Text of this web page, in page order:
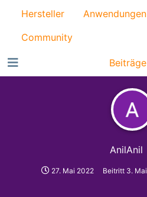
Hersteller
Anwendungen
Community
AnilAnil
27. Mai 2022 Beitritt 3.
Beiträge